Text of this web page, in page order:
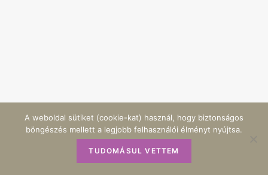
A weboldal sütiket (cookie-kat) használ, hogy biztonságos
böngészés mellett a legjobb felhasználói élményt nyújtsa.
TUDOMÁSUL VETTEM